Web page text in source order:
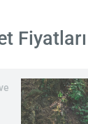
Fiyatları